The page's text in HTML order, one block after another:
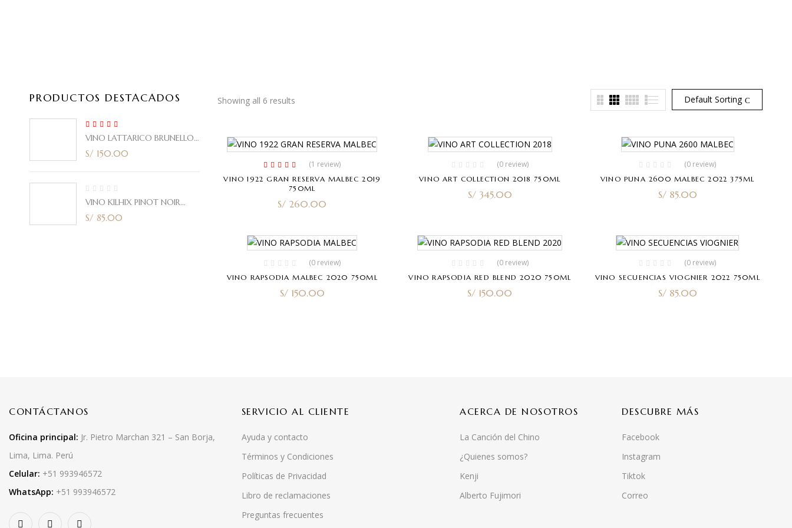
PRODUCTOS DESTACADOS
Rated5.00
out of 5
VINO LATTARICO BRUNELLO
CORTE ITALIANO 2021 750ml
S/ 150.00
VINO KILHIX PINOT NOIR
2020 750ml
S/ 85.00
Default Sorting
Showing all 6 results
Rated 4.00
out of 5
(1 review)
VINO 1922 GRAN RESERVA MALBEC 2019
750ML
S/ 260.00
(0 review)
VINO ART COLLECTION 2018 750ML
S/345.00
(0 review)
VINO PUNA 2600 MALBEC 2022 375ML
S/85.00
(0 review)
VINO RAPSODIA MALBEC 2020 750ML
S/150.00
(0 review)
VINO RAPSODIA RED BLEND 2020 750ML
S/ 150.00
(0 review)
VINO SECUENCIAS VIOGNIER 2022 750ML
S/85.00
CONTÁCTANOS
Oficina principal: Jr. Pietro Marchan 321 – San Borja,
Lima, Lima. Perú
Celular: +51 993946572
WhatsApp: +51 993946572
SERVICIO AL CLIENTE
Ayuda y contacto
Términos y Condiciones
Políticas de Privacidad
Libro de reclamaciones
Preguntas frecuentes
ACERCA DE NOSOTROS
La Canción del Chino
¿Quienes somos?
Kenji
Alberto Fujimori
DESCUBRE MÁS
Facebook
Instagram
Tiktok
Correo